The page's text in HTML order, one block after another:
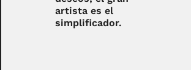
artista es el
simplificador.